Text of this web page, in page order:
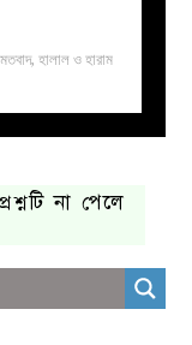
, হালাল ও হারাম
না পেলে